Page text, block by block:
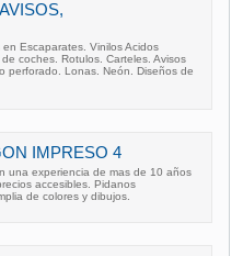
Escaparates. Vinilos Acidos
coches. Rotulos. Carteles. Avisos
perforado. Lonas. Neón. Diseños de
IMPRESO 4
una experiencia de mas de 10 años
accesibles. Pidanos
de colores y dibujos.